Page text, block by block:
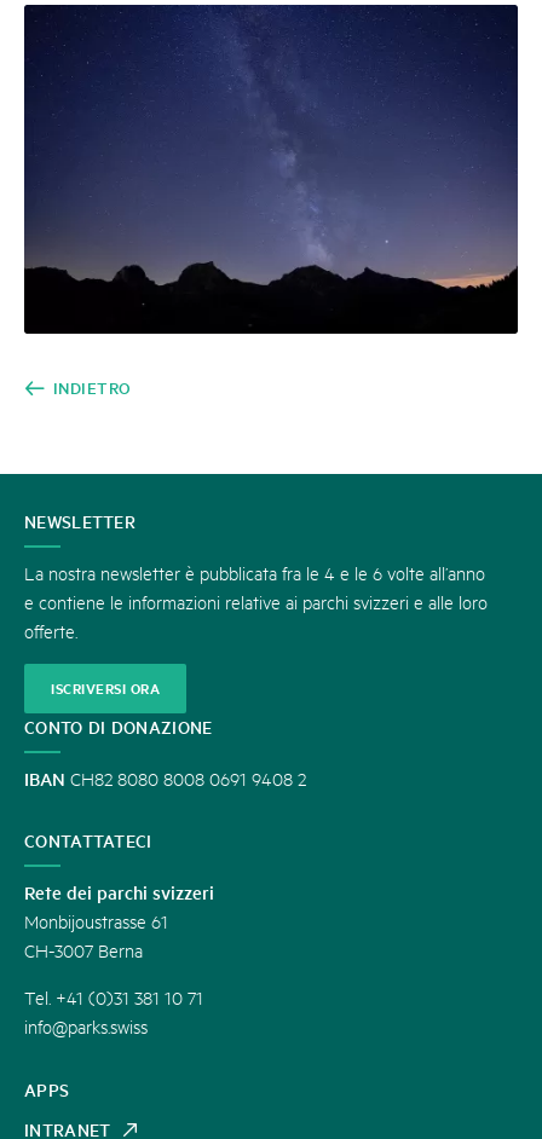
INDIETRO
CONTATTATECI
APPS
INTRANET
NEWSLETTER
La nostra newsletter è pubblicata fra le 4 e le 6 volte all’anno
e contiene le informazioni relative ai parchi svizzeri e alle loro
offerte.
ISCRIVERSI ORA
CONTO DI DONAZIONE
IBAN CH82 8080 8008 0691 9408 2
CONTATTATECI
Rete dei parchi svizzeri
Monbijoustrasse 61
CH-3007 Berna
Tel. +41 (0)31 381 10 71
info@parks.swiss